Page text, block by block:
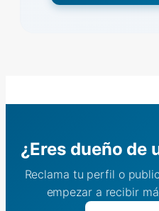
¿Eres dueño de
Reclama tu perfil o
empezar a recibir